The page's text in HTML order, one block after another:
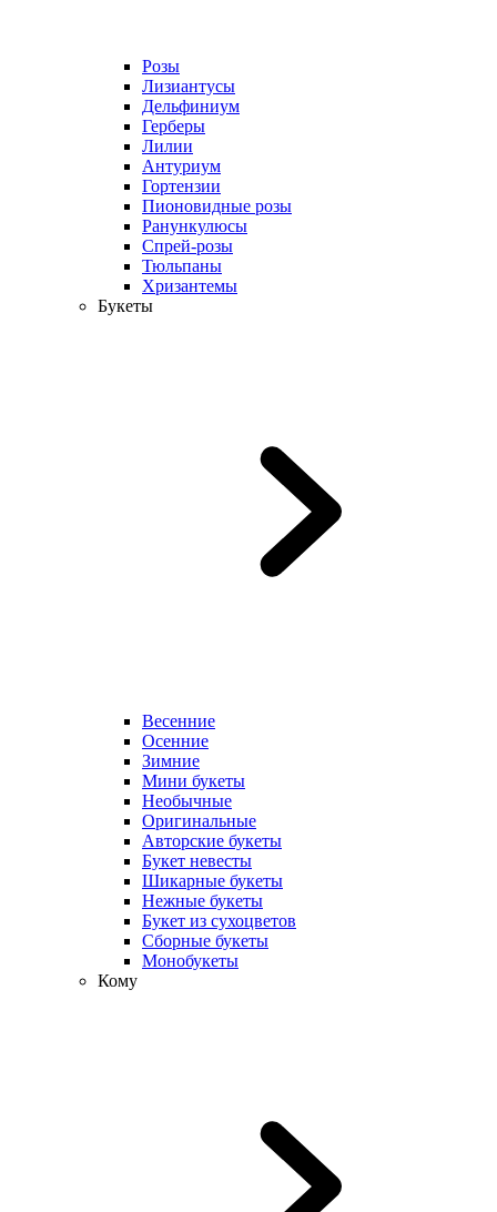
Розы
Лизиантусы
Дельфиниум
Герберы
Лилии
Антуриум
Гортензии
Пионовидные розы
Ранункулюсы
Спрей-розы
Тюльпаны
Хризантемы
Букеты
Весенние
Осенние
Зимние
Мини букеты
Необычные
Оригинальные
Авторские букеты
Букет невесты
Шикарные букеты
Нежные букеты
Букет из сухоцветов
Сборные букеты
Монобукеты
Кому